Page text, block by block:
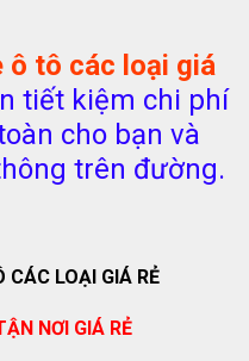
ô tô các loại giá
tiết kiệm chi phí
cho bạn và
trên đường.
CÁC LOẠI GIÁ RẺ
NƠI GIÁ RẺ